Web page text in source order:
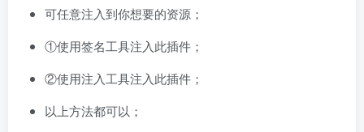
可任意注入到你想要的资源；
①使用签名工具注入此插件；
②使用注入工具注入此插件；
以上方法都可以；